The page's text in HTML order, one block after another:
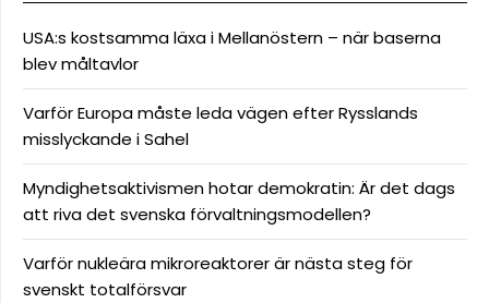
USA:s kostsamma läxa i Mellanöstern – när baserna
blev måltavlor
Varför Europa måste leda vägen efter Rysslands
misslyckande i Sahel
Myndighetsaktivismen hotar demokratin: Är det dags
att riva det svenska förvaltningsmodellen?
Varför nukleära mikroreaktorer är nästa steg för
svenskt totalförsvar